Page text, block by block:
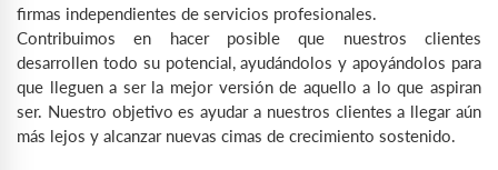
firmas independientes de servicios profesionales.
Contribuimos en hacer posible que nuestros clientes
desarrollen todo su potencial, ayudándolos y apoyándolos para
que lleguen a ser la mejor versión de aquello a lo que aspiran
ser. Nuestro objetivo es ayudar a nuestros clientes a llegar aún
más lejos y alcanzar nuevas cimas de crecimiento sostenido.